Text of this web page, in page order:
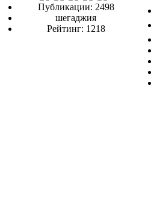
Публикации: 2498
шегаджия
Рейтинг: 1218